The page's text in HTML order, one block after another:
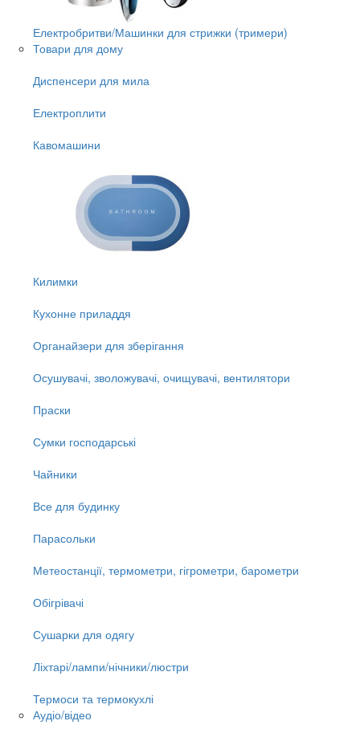
Електробритви/Машинки для стрижки (тримери)
Товари для дому
Диспенсери для мила
Електроплити
Кавомашини
Килимки
Кухонне приладдя
Органайзери для зберігання
Осушувачі, зволожувачі, очищувачі, вентилятори
Праски
Сумки господарські
Чайники
Все для будинку
Парасольки
Метеостанції, термометри, гігрометри, барометри
Обігрівачі
Сушарки для одягу
Ліхтарі/лампи/нічники/люстри
Термоси та термокухлі
Аудіо/відео